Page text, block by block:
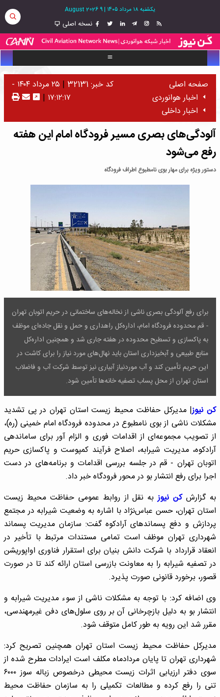
یکشنبه ۱۸ مرداد ۱۴۰۵ |
9 August 2026
نسخه اصلی
صفحه اصلی
اخبار هوانوردی
اخبار داخلی
کد خبر: 32131 |
۲۵ مرداد ۱۴۰۴ -
۱۷:۱۲:۱۷ |
آلودگی‌های بصری مسیر فرودگاه امام این هفته
رفع می‌شود
دستور ویژه برای مهار بوی نامطبوع اطراف فرودگاه
برای رفع آلودگی بصری ناشی از نخاله‌های ساختمانی در حریم اتوبان تهران
- قم محدوده فرودگاه امام، اداره‌کل راهداری و حمل و نقل جاده‌ای موظف
به پاکسازی و تسطیح محدوده در هفته جاری شد و همچنین اداره‌کل
منابع طبیعی و آبخیزداری استان باید نهال‌های مورد نیاز را برای کاشت در
این حریم تأمین کند و آب موردنیاز آبیاری نیز توسط شرکت آب و فاضلاب
استان تهران از محل پساب تصفیه خانه‌ها تأمین شود.
کن نیوز| مدیرکل حفاظت محیط زیست استان تهران در پی تشدید
مشکلات ناشی از بوی نامطبوع در محدوده فرودگاه امام خمینی (ره)،
از تصویب مجموعه‌ای از اقدامات فوری و الزام آور برای ساماندهی
آرادکوه، مدیریت شیرابه، اصلاح فرآیند کمپوست و پاکسازی حریم
اتوبان تهران - قم در جلسه بررسی اقدامات و برنامه‌های در دست
اجرا برای رفع انتشار بو در محور فرودگاه خبر داد.
به گزارشکن نیوزبه نقل از روابط عمومی حفاظت محیط زیست
استان تهران، حسن عباس‌نژاد با اشاره به وضعیت شیرابه در مجتمع
پردازش و دفع پسماند‌های آرادکوه گفت: سازمان مدیریت پسماند
شهرداری تهران موظف است تمامی مستندات مرتبط با تأخیر در
انعقاد قرارداد با شرکت دانش بنیان برای استقرار فناوری اواپوریشن
در تصفیه شیرابه را به معاونت بازرسی استان ارائه کند تا در صورت
قصور، برخورد قانونی صورت پذیرد.
وی اضافه کرد: با توجه به مشکلات ناشی از سوء مدیریت شیرابه و
انتشار بو به دلیل بازچرخانی آن بر روی سلول‌های دفن غیرمهندسی،
مقرر شد این رویه به طور کامل متوقف شود.
مدیرکل حفاظت محیط زیست استان تهران همچنین تصریح کرد:
شهرداری تهران تا پایان مردادماه مکلف است ایرادات مطرح شده از
سوی دفتر ارزیابی اثرات زیست محیطی درخصوص زباله سوز ۶۰۰۰
تنی را رفع کرده و مطالعات تکمیلی را به سازمان حفاظت محیط